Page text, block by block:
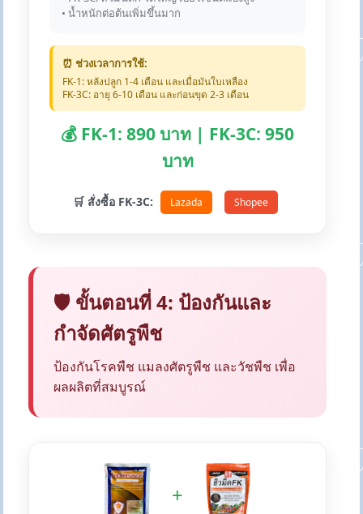
• น้ำหนักต่อต้นเพิ่มขึ้นมาก
⏰ ช่วงเวลาการใช้:
FK-1: หลังปลูก 1-4 เดือน และเมื่อมันใบเหลือง
FK-3C: อายุ 6-10 เดือน และก่อนขุด 2-3 เดือน
💰 FK-1: 890 บาท | FK-3C: 950
บาท
🛒 สั่งซื้อ FK-3C: Lazada Shopee
🛡️ ขั้นตอนที่ 4: ป้องกันและ
กำจัดศัตรูพืช
ป้องกันโรคพืช แมลงศัตรูพืช และวัชพืช เพื่อ
ผลผลิตที่สมบูรณ์
+